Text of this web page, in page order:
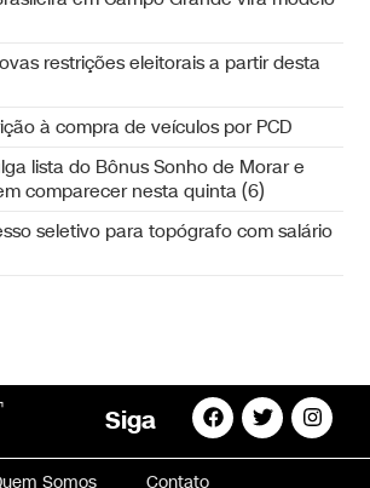
restrições eleitorais a partir desta
à compra de veículos por PCD
lista do Bônus Sonho de Morar e
comparecer nesta quinta (6)
seletivo para topógrafo com salário
Siga
Somos Contato